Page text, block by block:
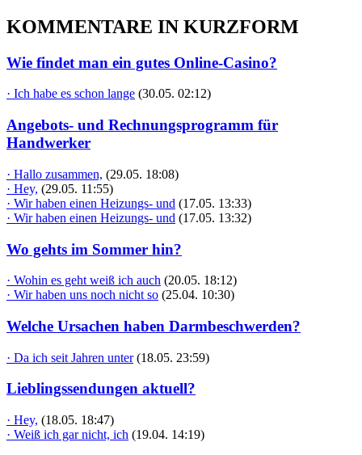
KOMMENTARE IN KURZFORM
Wie findet man ein gutes Online-Casino?
· Ich habe es schon lange (30.05. 02:12)
Angebots- und Rechnungsprogramm für
Handwerker
· Hallo zusammen, (29.05. 18:08)
· Hey, (29.05. 11:55)
· Wir haben einen Heizungs- und (17.05. 13:33)
· Wir haben einen Heizungs- und (17.05. 13:32)
Wo gehts im Sommer hin?
· Wohin es geht weiß ich auch (20.05. 18:12)
· Wir haben uns noch nicht so (25.04. 10:30)
Welche Ursachen haben Darmbeschwerden?
· Da ich seit Jahren unter (18.05. 23:59)
Lieblingssendungen aktuell?
· Hey, (18.05. 18:47)
· Weiß ich gar nicht, ich (19.04. 14:19)